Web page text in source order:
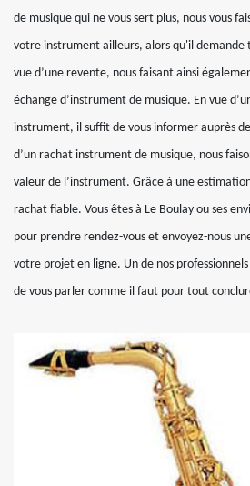
de musique qui ne vous sert plus, nous vous
votre instrument ailleurs, alors qu'il demande
vue d’une revente, nous faisant ainsi
échange d’instrument de musique. En vue
instrument, il suffit de vous informer auprès
d’un rachat instrument de musique, nous
valeur de l’instrument. Grâce à une
rachat fiable. Vous êtes à Le Boulay ou ses
pour prendre rendez-vous et envoyez-nous
votre projet en ligne. Un de nos
de vous parler comme il faut pour tout